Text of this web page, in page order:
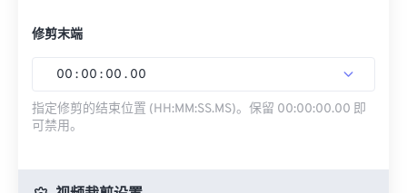
修剪末端
00 : 00 : 00 . 00
指定修剪的结束位置 (HH:MM:SS.MS)。保留 00:00:00.00 即
可禁用。